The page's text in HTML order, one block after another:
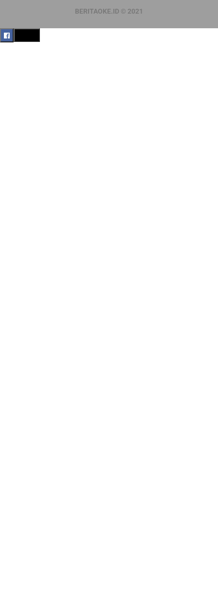
BERITAOKE.ID © 2021